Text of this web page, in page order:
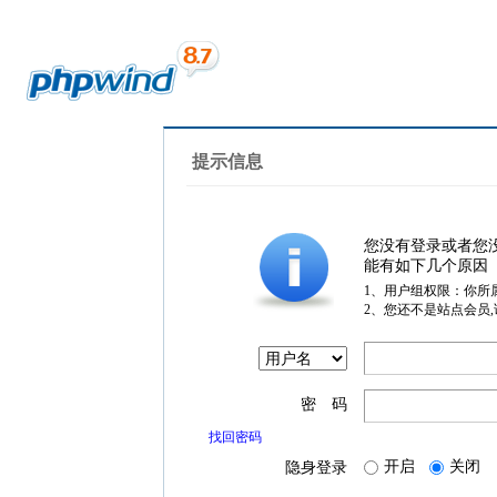
提示信息
您没有登录或者您
能有如下几个原因
1、用户组权限：你所
2、您还不是站点会员
密 码
找回密码
隐身登录 开启 关闭